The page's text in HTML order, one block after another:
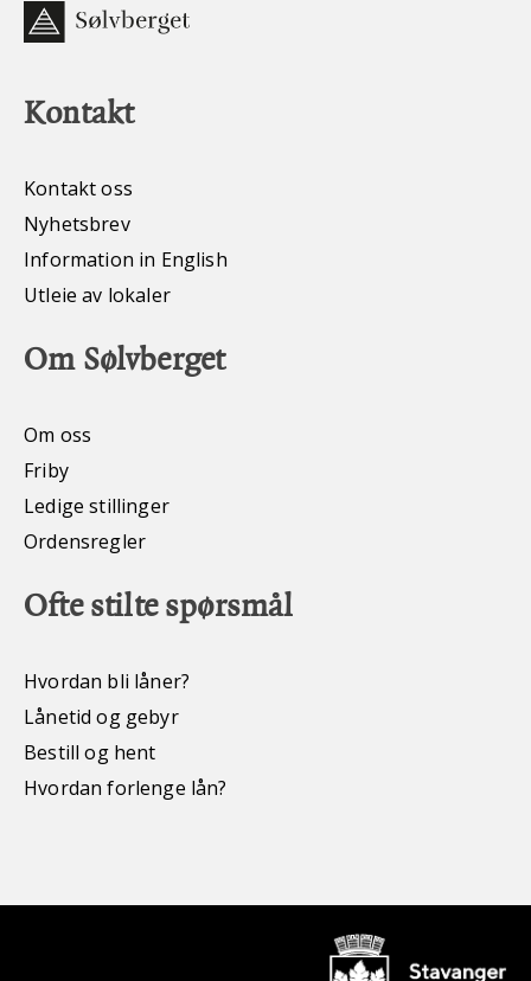
Kontakt
Kontakt oss
Nyhetsbrev
Information in English
Utleie av lokaler
Om Sølvberget
Om oss
Friby
Ledige stillinger
Ordensregler
Ofte stilte spørsmål
Hvordan bli låner?
Lånetid og gebyr
Bestill og hent
Hvordan forlenge lån?